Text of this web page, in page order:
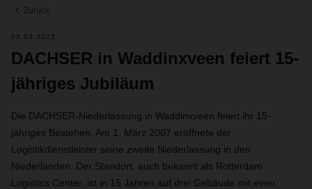
Zurück
03.03.2022
DACHSER in Waddinxveen feiert 15-
jähriges Jubiläum
Die DACHSER-Niederlassung in Waddinxveen feiert ihr 15-
jähriges Bestehen. Am 1. März 2007 eröffnete der
Logistikdienstleister seine zweite Niederlassung in den
Niederlanden. Der Standort, auch bekannt als Rotterdam
Logistics Center, ist in 15 Jahren auf drei Gebäude mit einer